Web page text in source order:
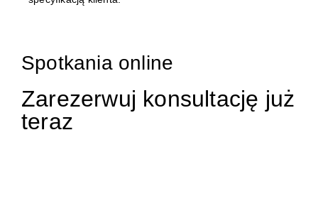
Spotkania online
Zarezerwuj konsultację już
teraz